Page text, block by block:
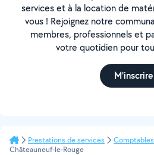
services et à la location de
vous ! Rejoignez notre
membres, professionnels et
votre quotidien pour
M'inscrire
Prestations de services Comptables
Châteauneuf-le-Rouge